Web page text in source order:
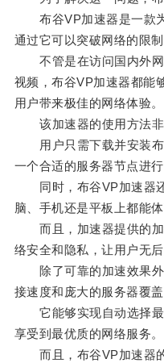
布谷VP加速器是一款为
通过它可以突破网络的限
不管是在访问国内外网
视频，布谷VP加速器都能
用户带来极佳的网络体验。
该加速器的使用方法非
用户只需下载并安装布
一个合适的服务器节点进
同时，布谷VP加速器还
脑、手机还是平板上都能
而且，加速器提供的加
络安全和隐私，让用户无后
除了可靠的加速效果外
接速度和庞大的服务器覆盖
它能够实现自动选择最
享受到最优质的网络服务。
而且，布谷VP加速器的